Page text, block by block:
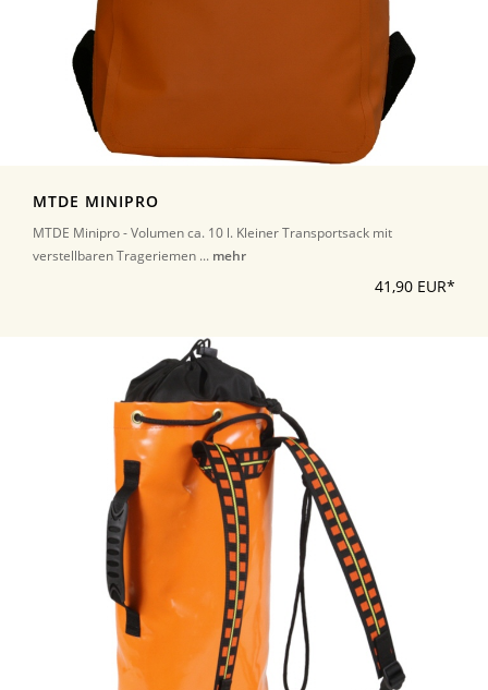
MTDE MINIPRO
MTDE Minipro - Volumen ca. 10 l. Kleiner Transportsack mit
verstellbaren Trageriemen ... mehr
41,90 EUR*